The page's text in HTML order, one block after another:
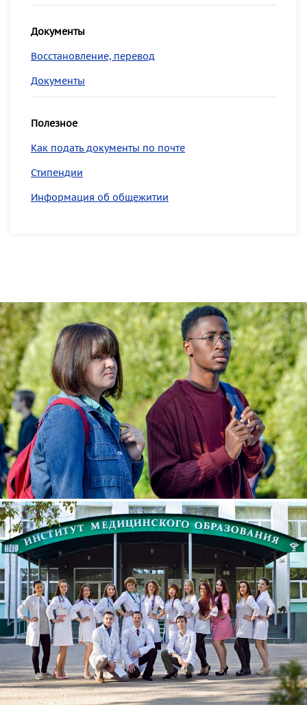
Документы
Восстановление, перевод
Документы
Полезное
Как подать документы по почте
Стипендии
Информация об общежитии